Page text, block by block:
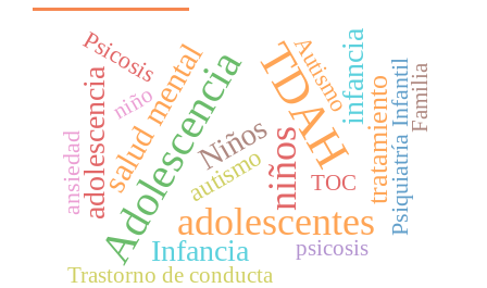
TDAH
Adolescencianiños
adolescentes
salud mental
Infancia
adolescencia Niños
infanciatratamiento
autismo
Autismo
Psicosis
ansiedad Psiquiatría Infantil
TOC
Familia
psicosis
niño
Trastorno de conducta